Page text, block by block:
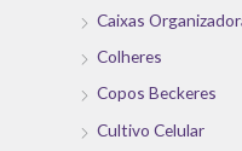
Caixas
Colheres
Copos Beckeres
Cultivo Celular